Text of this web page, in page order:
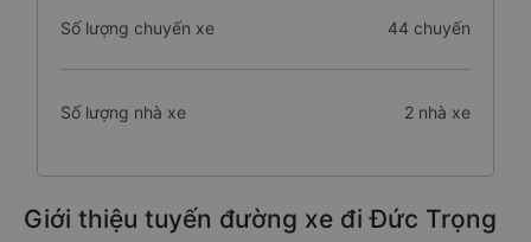
Giá vé trung bình 385.000 VNĐ
Số lượng chuyến xe 44 chuyến